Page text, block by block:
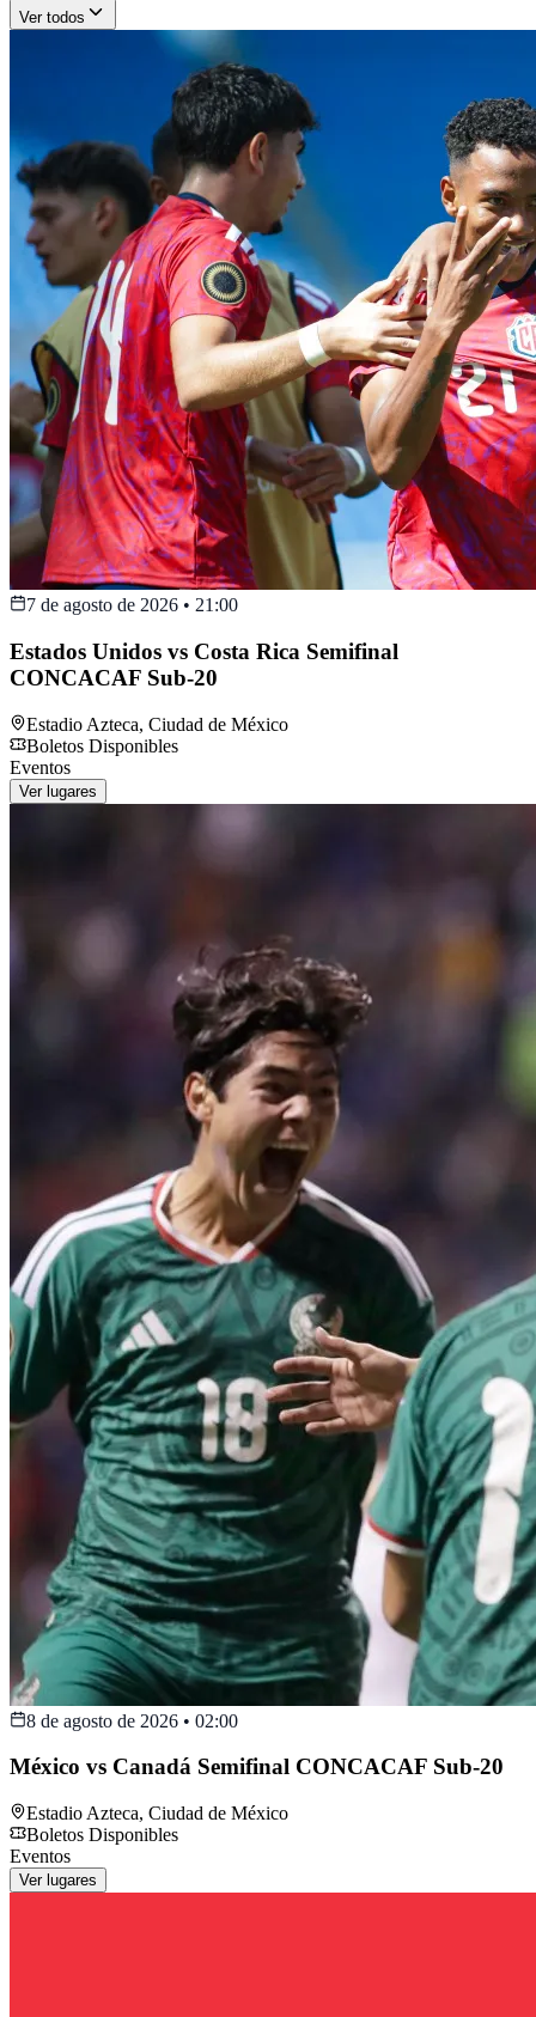
Ver todos
7 de agosto de 2026 • 21:00
Estados Unidos vs Costa Rica Semifinal
CONCACAF Sub-20
Estadio Azteca, Ciudad de México
Boletos Disponibles
Eventos
Ver lugares
8 de agosto de 2026 • 02:00
México vs Canadá Semifinal CONCACAF Sub-20
Estadio Azteca, Ciudad de México
Boletos Disponibles
Eventos
Ver lugares